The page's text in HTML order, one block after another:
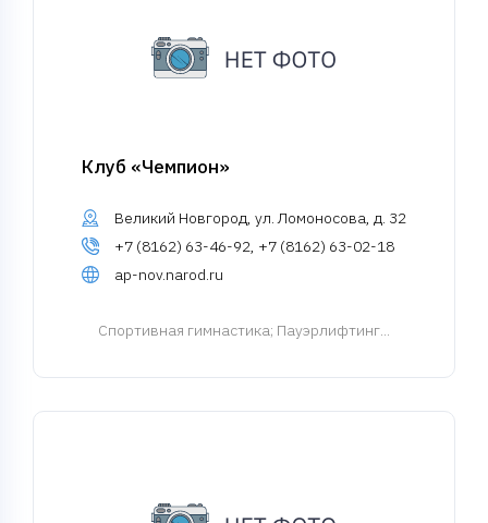
Клуб «Чемпион»
Великий Новгород, ул. Ломоносова, д. 32
+7 (8162) 63-46-92, +7 (8162) 63-02-18
ap-nov.narod.ru
Спортивная гимнастика; Пауэрлифтинг...